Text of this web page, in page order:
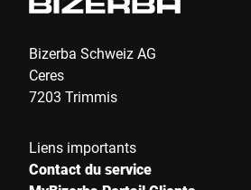
Bizerba Schweiz AG
Ceres
7203 Trimmis
Liens importants
Contact du service